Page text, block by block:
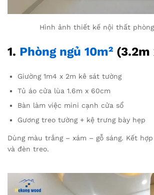
Hình ảnh thiết kế nội thất
1. Phòng ngủ 10m² (3.2m
Giường 1m4 x 2m kê sát tường
Tủ áo cửa lùa 1.6m x 60cm
Bàn làm việc mini cạnh cửa sổ
Gương treo tường + kệ trưng bày hẹp
Dùng màu trắng – xám – gỗ sáng. Kết
và đèn treo.